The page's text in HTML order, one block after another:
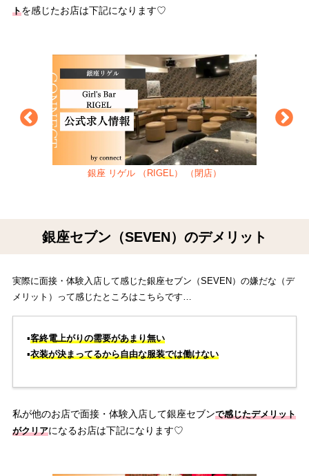
トを感じたお店は下記になります♡
銀座 リゲル （RIGEL） （閉店）
銀座セブン（SEVEN）のデメリット
実際に面接・体験入店して感じた銀座セブン（SEVEN）の嫌だな（デ
メリット）って感じたところはこちらです…
▪️客終電上がりの需要があまり無い
▪️衣装が決まってるから自由な服装では働けない
私が他のお店で面接・体験入店して銀座セブンで感じたデメリット
がクリアになるお店は下記になります♡